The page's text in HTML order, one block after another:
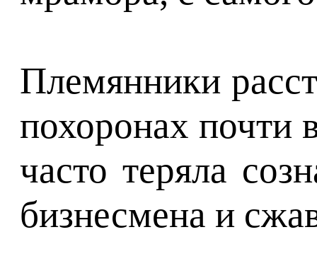
Племянники
похоронах почти
часто теряла
бизнесмена и